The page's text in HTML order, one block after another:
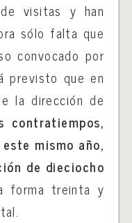
visitas y han
sólo falta que
convocado por
previsto que en
la dirección de
contratiempos,
mismo año,
de dieciocho
forma treinta y